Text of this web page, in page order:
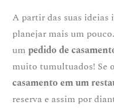
A partir das suas ideias
planejar mais um
um pedido de
muito tumultuados! Se
casamento em um
reserva e assim por